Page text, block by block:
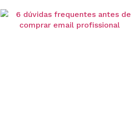
relações pessoais, uma
comunicação empresarial eficiente,